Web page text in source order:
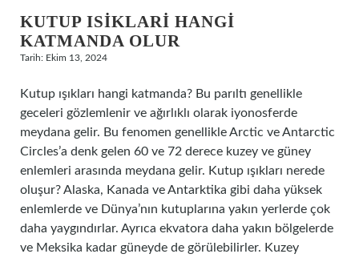
KUTUP ISIKLARI HANGI
KATMANDA OLUR
Tarih: Ekim 13, 2024
Kutup ışıkları hangi katmanda? Bu parıltı genellikle
geceleri gözlemlenir ve ağırlıklı olarak iyonosferde
meydana gelir. Bu fenomen genellikle Arctic ve Antarctic
Circles’a denk gelen 60 ve 72 derece kuzey ve güney
enlemleri arasında meydana gelir. Kutup ışıkları nerede
oluşur? Alaska, Kanada ve Antarktika gibi daha yüksek
enlemlerde ve Dünya’nın kutuplarına yakın yerlerde çok
daha yaygındırlar. Ayrıca ekvatora daha yakın bölgelerde
ve Meksika kadar güneyde de görülebilirler. Kuzey